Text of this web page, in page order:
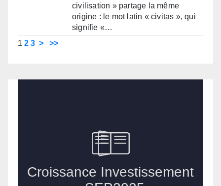
civilisation » partage la même
origine : le mot latin « civitas », qui
signifie «…
1 2 3 > >>